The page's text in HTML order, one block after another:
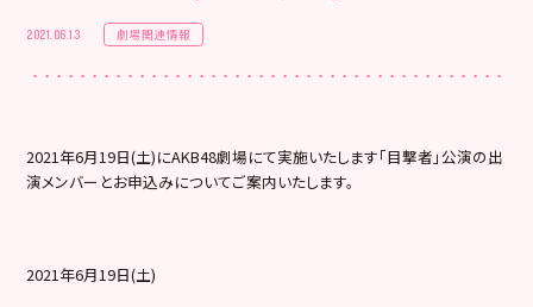
2021.06.13 劇場関連情報
2021年6月19日(土)にAKB48劇場にて実施いたします「目撃者」公演の出
演メンバーとお申込みについてご案内いたします。
2021年6月19日(土)